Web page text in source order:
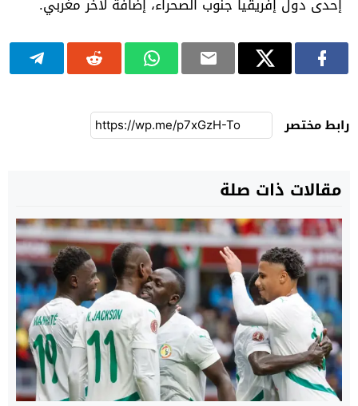
رابط مختصر
مقالات ذات صلة